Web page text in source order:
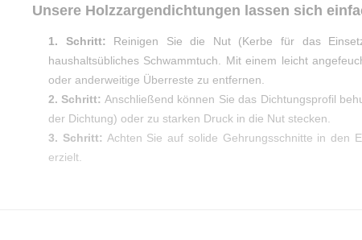
Unsere Holzzargendichtungen lassen sich
1. Schritt: Reinigen Sie die Nut (Kerbe für das
haushaltsübliches Schwammtuch. Mit einem leicht
oder anderweitige Überreste zu entfernen.
2. Schritt: Anschließend können Sie das Dichtungsprofil
der Dichtung) oder zu starken Druck in die Nut stecken.
3. Schritt: Achten Sie auf solide Gehrungsschnitte in den
erzielt.